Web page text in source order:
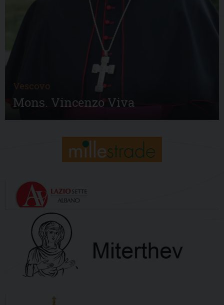
Vescovo
Mons. Vincenzo Viva